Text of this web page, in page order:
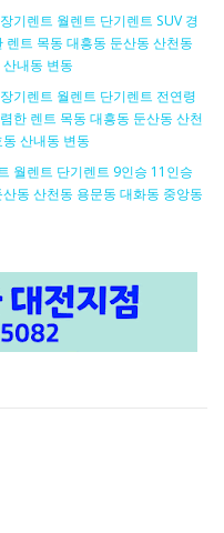
기렌트 월렌트 단기렌트 SUV 경
트 목동 대흥동 둔산동 산천동
내동 변동
기렌트 월렌트 단기렌트 전연령
한 렌트 목동 대흥동 둔산동 산천
산내동 변동
월렌트 단기렌트 9인승 11인승
동 산천동 용문동 대화동 중앙동